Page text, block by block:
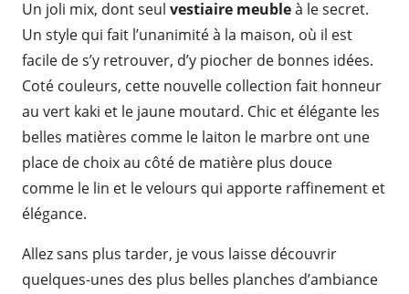
Un joli mix, dont seul vestiaire meubleà le secret.
Un style qui fait l’unanimité à la maison, où il est
facile de s’y retrouver, d’y piocher de bonnes idées.
Coté couleurs, cette nouvelle collection fait honneur
au vert kaki et le jaune moutard. Chic et élégante les
belles matières comme le laiton le marbre ont une
place de choix au côté de matière plus douce
comme le lin et le velours qui apporte raffinement et
élégance.
Allez sans plus tarder, je vous laisse découvrir
quelques-unes des plus belles planches d’ambiance